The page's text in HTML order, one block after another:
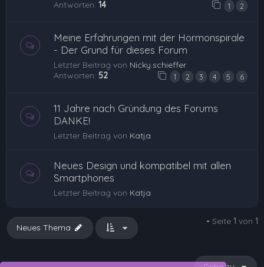
Antworten: 14 1 2
Meine Erfahrungen mit der Hormonspirale
- Der Grund für dieses Forum
Letzter Beitrag von Nicky.schieffer
Antworten: 52 1 2 3 4 5 6
11 Jahre nach Gründung des Forums
DANKE!
Letzter Beitrag von Katja
Neues Design und kompatibel mit allen
Smartphones
Letzter Beitrag von Katja
• Seite 1 von 1
Neues Thema